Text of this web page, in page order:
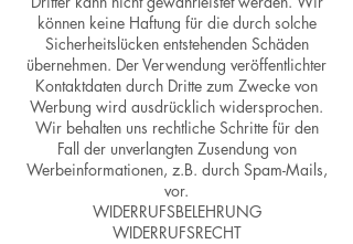
können keine Haftung für die durch solche
Sicherheitslücken entstehenden Schäden
übernehmen. Der Verwendung veröffentlichter
Kontaktdaten durch Dritte zum Zwecke von
Werbung wird ausdrücklich widersprochen.
Wir behalten uns rechtliche Schritte für den
Fall der unverlangten Zusendung von
Werbeinformationen, z.B. durch Spam-Mails,
vor.
WIDERRUFSBELEHRUNG
WIDERRUFSRECHT